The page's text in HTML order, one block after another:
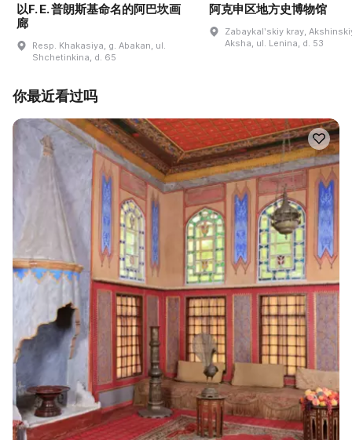
以F. E. 普朗斯基命名的阿巴坎画
廊
Resp. Khakasiya, g. Abakan, ul.
Shchetinkina, d. 65
阿克申区地方史博物馆
Zabaykalʹskiy kray,
Aksha, ul. Lenina, d. 53
你最近看过吗